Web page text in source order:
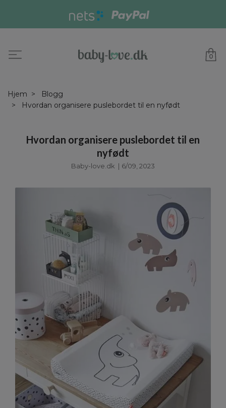
0
Hjem
Blogg
Hvordan organisere puslebordet til en nyfødt
Hvordan organisere puslebordet til en
nyfødt
Baby-love.dk 6/09, 2023